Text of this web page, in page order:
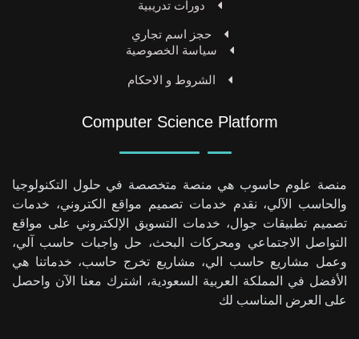
Computer Science Platform
منصة علوم حاسوب هي منصة متخصصة في حلول التكنولوجيا
والحاسب الآلي، نقدم خدمات تصميم مواقع الكتروني، خدمات
تصميم تطبيقات جوال، خدمات التسويق الإلكتروني على مواقع
التواصل الاجتماعي ومحركات البحث، حل واجبات حاسب آلي،
وعمل مشاريع حاسب الي، مشاريع تخرج حاسب، خدماتنا هي
الأفضل في المملكة العربية السعودية، اشترك معنا الآن واحصل
على العرض المناسب لك
دورات تدريبية
حجز اسم تجاري
سياسة الخصوصية
الشروط و الاحكام